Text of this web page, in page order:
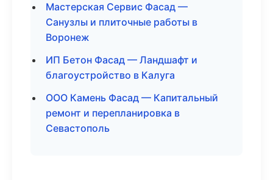
Мастерская Сервис Фасад —
Санузлы и плиточные работы в
Воронеж
ИП Бетон Фасад — Ландшафт и
благоустройство в Калуга
ООО Камень Фасад — Капитальный
ремонт и перепланировка в
Севастополь